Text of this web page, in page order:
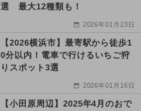
選 最大12種類も！
2026年01月23日
【2026横浜市】最寄駅から徒歩1
0分以内！電車で行けるいちご狩
りスポット3選
2026年01月16日
【小田原周辺】2025年4月のおで